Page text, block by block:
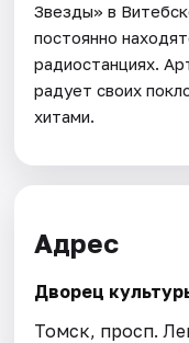
Звезды» в
постоянно
радиостанциях.
радует своих
хитами.
Адрес
Дворец
Томск, просп.